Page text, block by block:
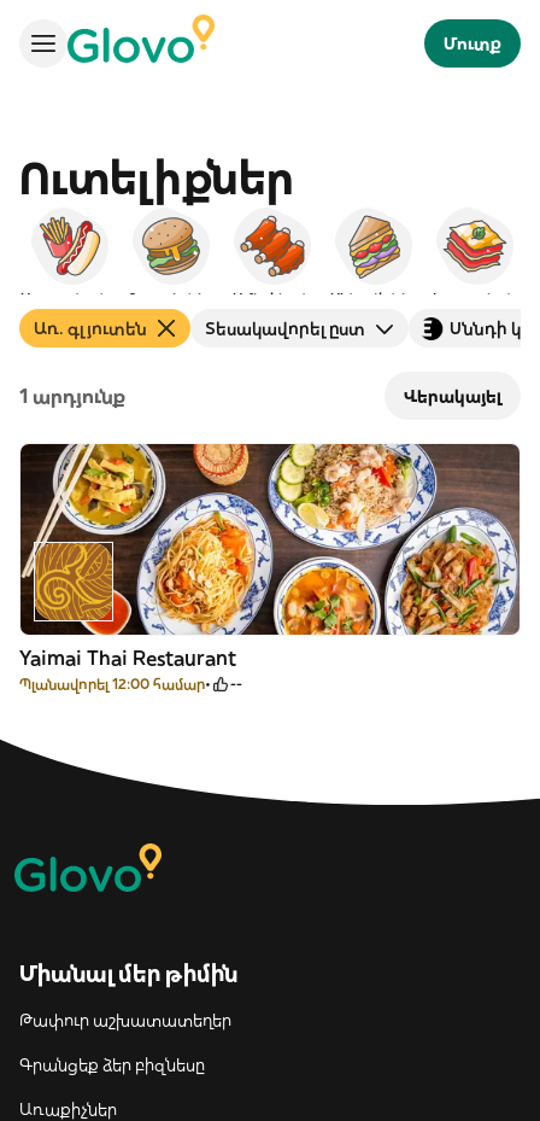
Մուտք
Ուտելիքներ
Արագ սնունդ Բուրգերներ Ամերիկյան ՍԵնդվիչներ Իտալական
Առ. գլյուտեն Տեսակավորել ըստ Սննդի
1 արդյունք Վերակայել
Yaimai Thai Restaurant
Պլանավորել 12:00 համար --
Միանալ մեր թիմին
Թափուր աշխատատեղեր
Գրանցեք ձեր բիզնեսը
Առաքիչներ